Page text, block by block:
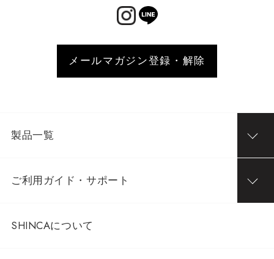
メールマガジン登録・解除
製品一覧
ご利用ガイド・サポート
SHINCAについて